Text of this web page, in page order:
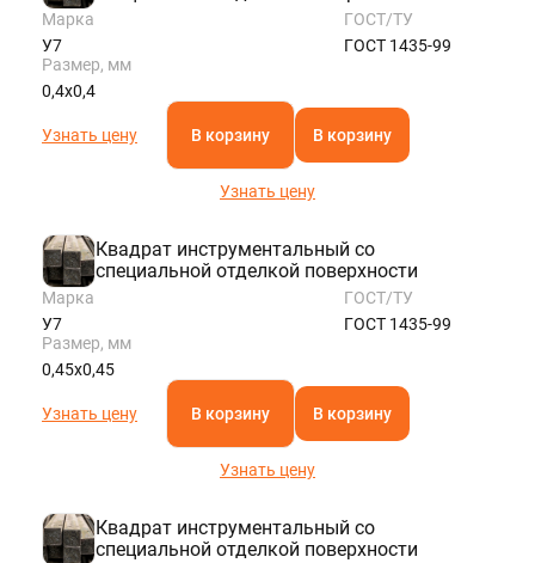
Марка
У7
ГОСТ/ТУ
ГОСТ 1435-99
Размер, мм
0,4х0,4
Узнать цену В корзину В корзину
Узнать цену
Квадрат инструментальный со
специальной отделкой поверхности
Марка
У7
ГОСТ/ТУ
ГОСТ 1435-99
Размер, мм
0,45х0,45
Узнать цену В корзину В корзину
Узнать цену
Квадрат инструментальный со
специальной отделкой поверхности